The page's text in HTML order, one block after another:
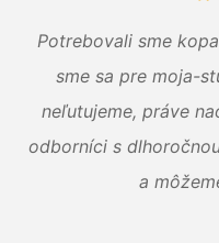
Potrebovali sme
sme sa pre moja-
neľutujeme, práve
odborníci s
a